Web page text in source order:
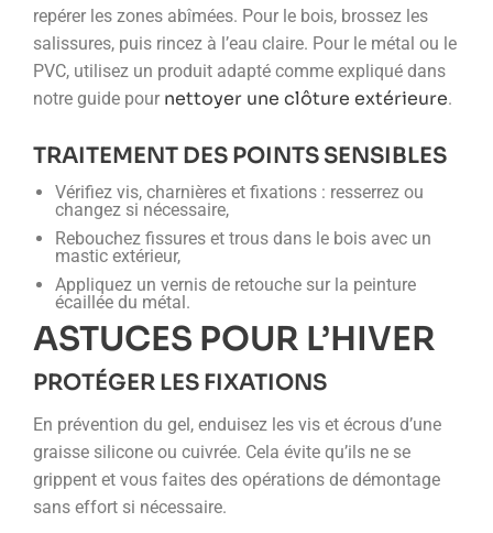
repérer les zones abîmées. Pour le bois, brossez les
salissures, puis rincez à l’eau claire. Pour le métal ou le
PVC, utilisez un produit adapté comme expliqué dans
notre guide pour nettoyer une clôture extérieure.
TRAITEMENT DES POINTS SENSIBLES
Vérifiez vis, charnières et fixations : resserrez ou
changez si nécessaire,
Rebouchez fissures et trous dans le bois avec un
mastic extérieur,
Appliquez un vernis de retouche sur la peinture
écaillée du métal.
ASTUCES POUR L’HIVER
PROTÉGER LES FIXATIONS
En prévention du gel, enduisez les vis et écrous d’une
graisse silicone ou cuivrée. Cela évite qu’ils ne se
grippent et vous faites des opérations de démontage
sans effort si nécessaire.